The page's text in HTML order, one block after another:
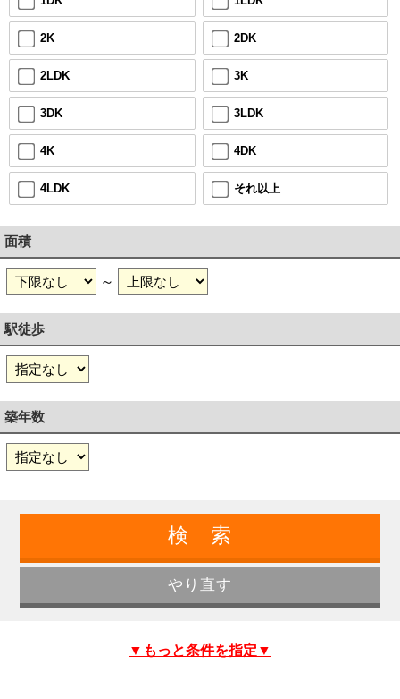
2K 2DK
2LDK 3K
3DK 3LDK
4K 4DK
4LDK それ以上
面積
～
駅徒歩
築年数
▼もっと条件を指定▼